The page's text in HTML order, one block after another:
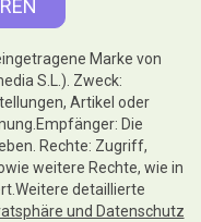
Marke von
S.L.). Zweck:
Artikel oder
Die
Rechte: Zugriff,
weitere Rechte, wie in
detaillierte
und Datenschutz